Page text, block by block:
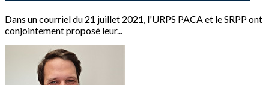
Dans un courriel du 21 juillet 2021, l'URPS PACA et le SRPP ont
conjointement proposé leur...